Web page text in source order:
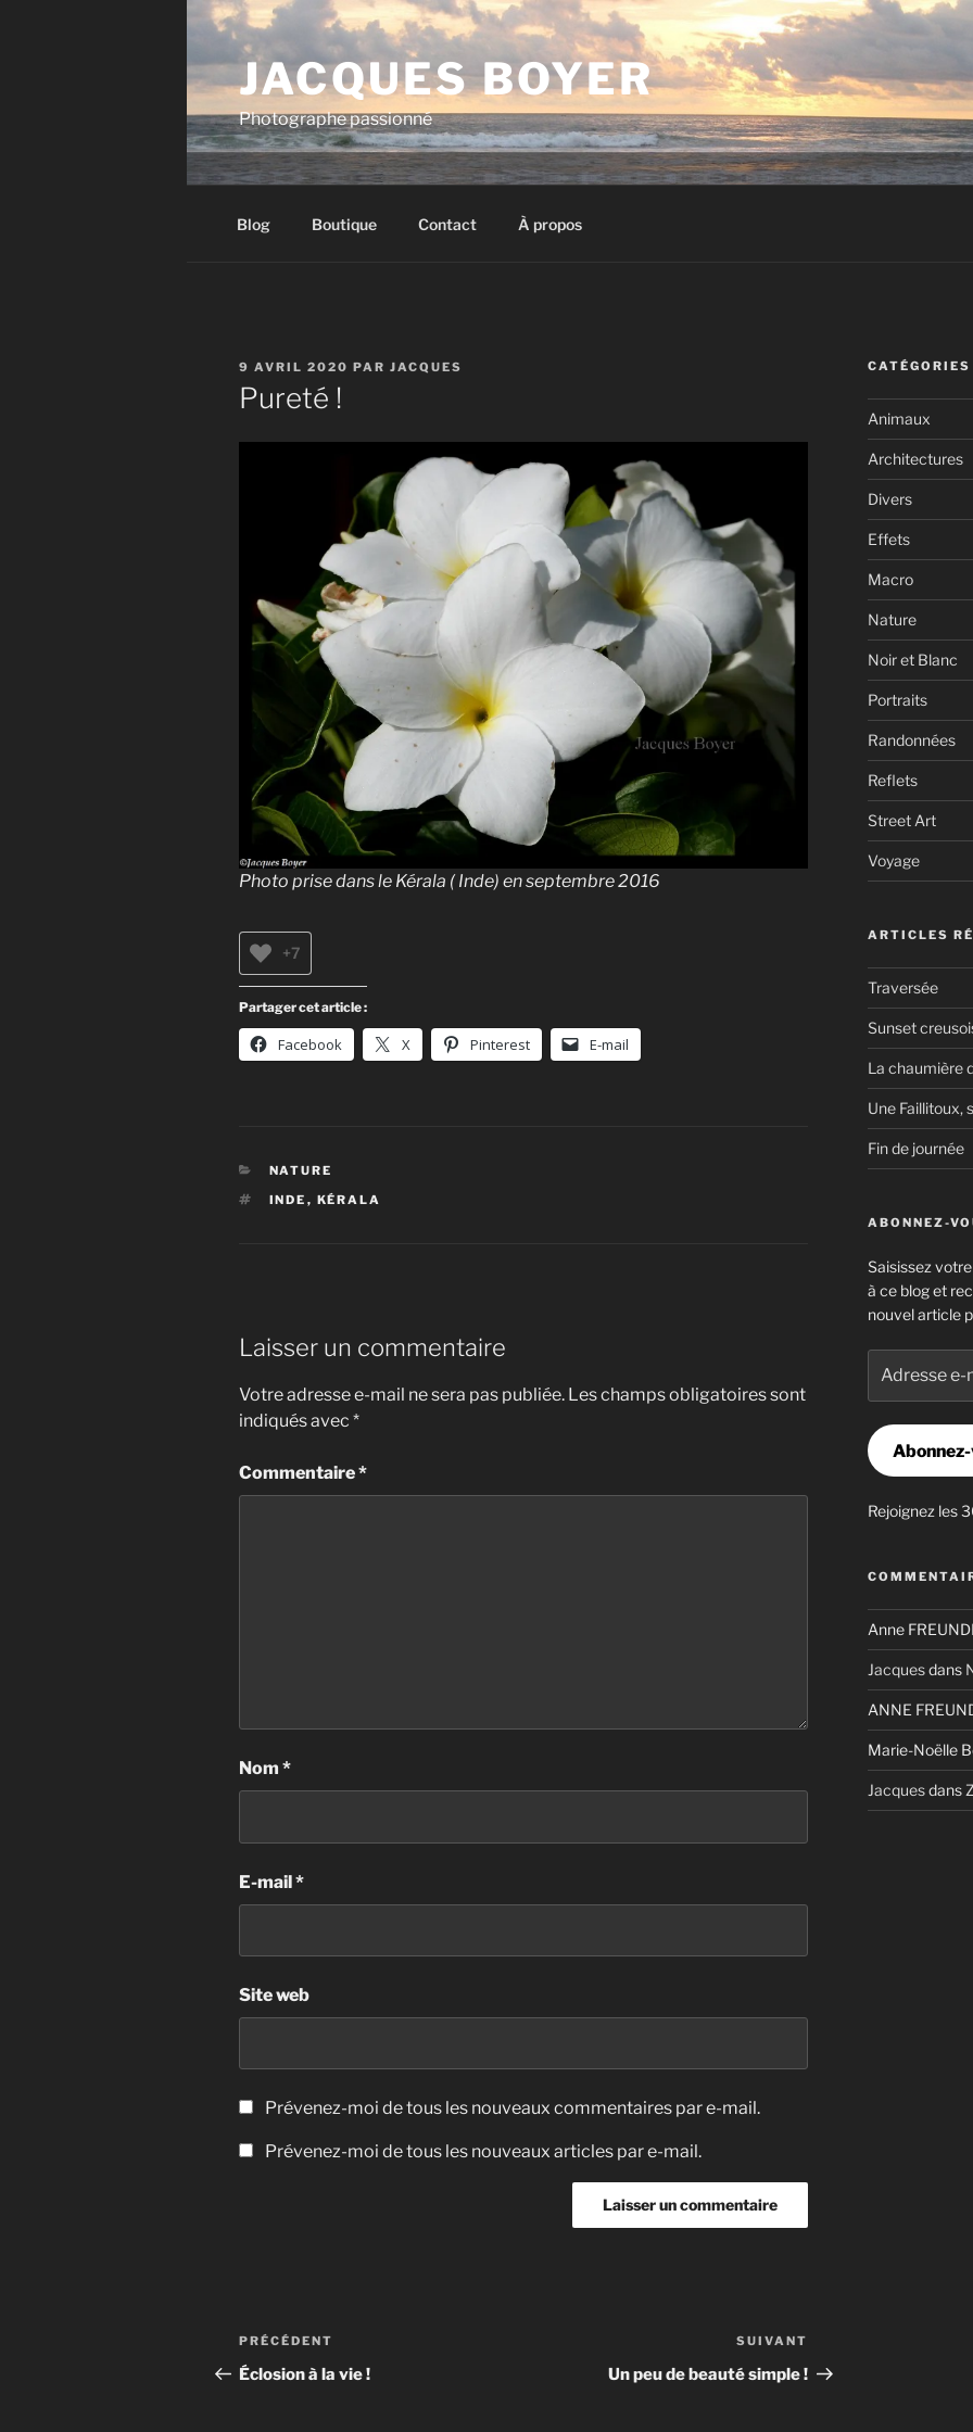
Aller
contenu
principalJACQUES BOYER
Photographe passionné
Blog Boutique Contact À propos
PUBLIÉ
LE
9 AVRIL 2020 PAR JACQUES
Pureté !
Photo prise dans le Kérala ( Inde) en septembre 2016
+7
Partager cet article :
Facebook X Pinterest E-mail
CATÉGORIES
NATURE
ÉTIQUETTES
INDE , KÉRALA
Laisser un commentaire
Votre adresse e-mail ne sera pas publiée. Les champs obligatoires sont
indiqués avec *
Commentaire*
Nom *
E-mail*
Site web
Prévenez-moi de tous les nouveaux commentaires par e-mail.
Prévenez-moi de tous les nouveaux articles par e-mail.
Navigation
de
Article
précédent
PRÉCÉDENT
Éclosion à la vie !
suivant
SUIVANT
Un peu de beauté simple !
CATÉGORIES
Animaux
Architectures
Divers
Effets
Macro
Nature
Noir et Blanc
Portraits
Randonnées
Reflets
Street Art
Voyage
ARTICLES
Traversée
Sunset
La chaumière
Une Faillitoux,
Fin de journée
ABONNEZ-
Saisissez
à ce blog et
nouvel article
mail
Rejoignez les
Anne
Jacquesdans
ANNE
Marie-Noëlle
Jacquesdans